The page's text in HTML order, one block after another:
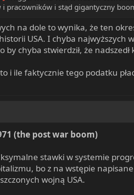
pracowników i stąd gigantyczny
na dole to wynika, że ten
USA. I chyba
chyba stwierdził, że nadszedł
i ile faktycznie tego podatku
(the post war boom)
stawki w systemie
bo z na wstępie
wojną USA.